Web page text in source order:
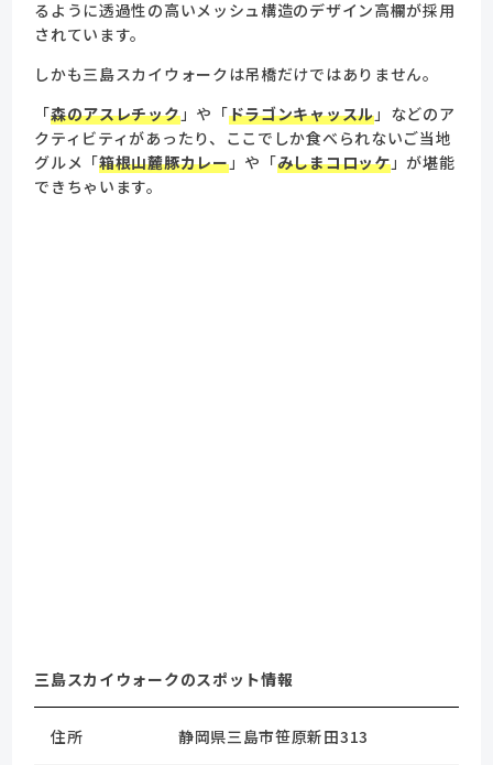
るように透過性の高いメッシュ構造のデザイン高欄が採用
されています。
しかも三島スカイウォークは吊橋だけではありません。
「森のアスレチック」や「ドラゴンキャッスル」などのア
クティビティがあったり、ここでしか食べられないご当地
グルメ「箱根山麓豚カレー」や「みしまコロッケ」が堪能
できちゃいます。
三島スカイウォークのスポット情報
住所 静岡県三島市笹原新田313